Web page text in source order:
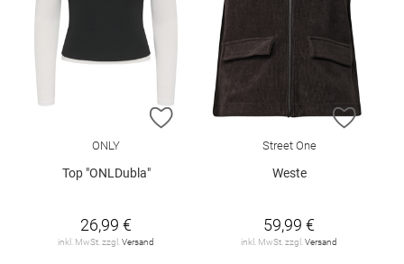
ZUR WUNSCHLISTE HINZUFÜGEN
ONLY
Top "ONLDubla"
26,99 €
inkl. MwSt. zzgl. Versand
ZUR
Street One
Weste
59,99 €
inkl. MwSt. zzgl. Versand